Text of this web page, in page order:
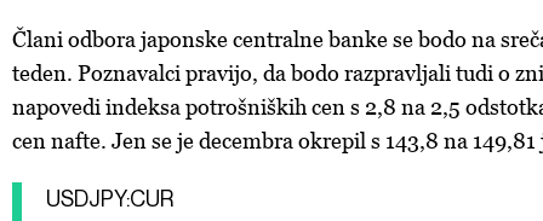
Člani odbora japonske centralne banke se bodo na
teden. Poznavalci pravijo, da bodo razpravljali tudi o
napovedi indeksa potrošniških cen s 2,8 na 2,5
cen nafte. Jen se je decembra okrepil s 143,8 na
USDJPY:CUR